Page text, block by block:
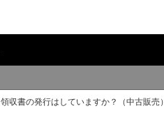
領収書の発行はしていますか？（中古販売）